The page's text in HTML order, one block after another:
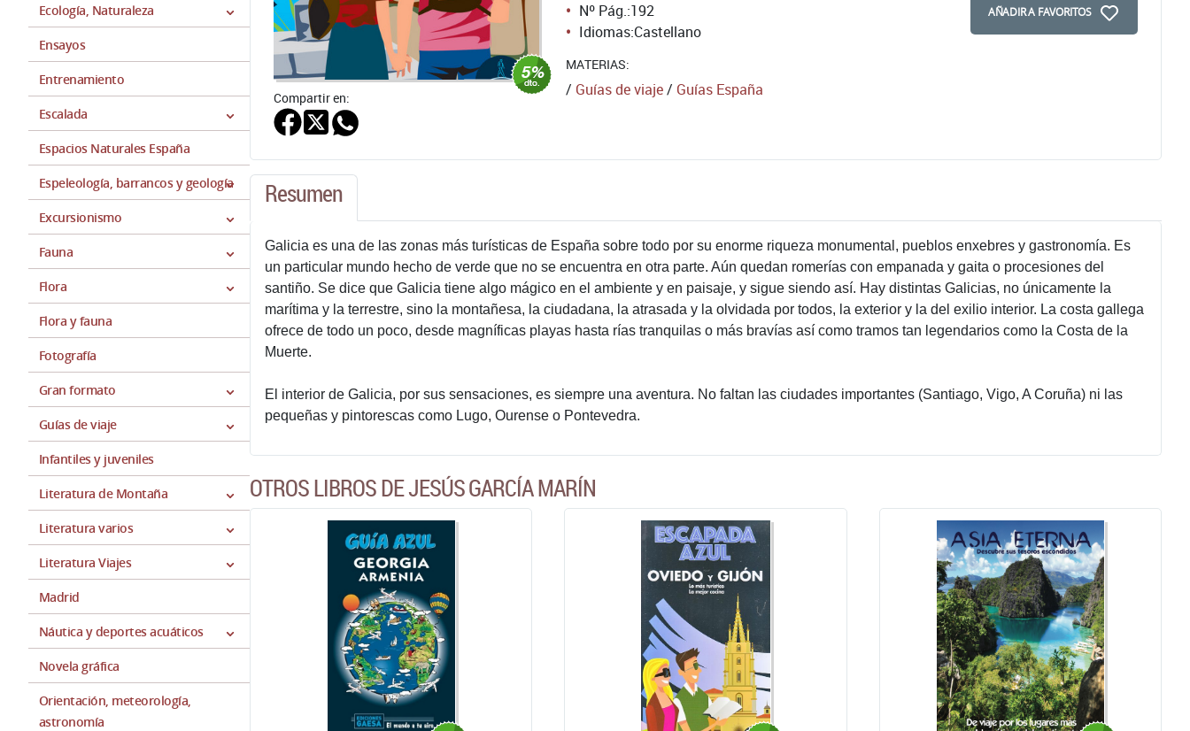
Ecología, Naturaleza
Ensayos
Entrenamiento
Escalada
Espacios Naturales España
Espeleología, barrancos y geología
Excursionismo
Fauna
Flora
Flora y fauna
Fotografía
Gran formato
Guías de viaje
Infantiles y juveniles
Literatura de Montaña
Literatura varios
Literatura Viajes
Madrid
Náutica y deportes acuáticos
Novela gráfica
Orientación, meteorología,
astronomía
Compartir en:
AÑADIR A FAVORITOS
Nº Pág.:192
Idiomas:Castellano
MATERIAS:
/ Guías de viaje/ Guías España
Resumen
Galicia es una de las zonas más turísticas de España sobre todo por su enorme riqueza monumental, pueblos enxebres y gastronomía. Es
un particular mundo hecho de verde que no se encuentra en otra parte. Aún quedan romerías con empanada y gaita o procesiones del
santiño. Se dice que Galicia tiene algo mágico en el ambiente y en paisaje, y sigue siendo así. Hay distintas Galicias, no únicamente la
marítima y la terrestre, sino la montañesa, la ciudadana, la atrasada y la olvidada por todos, la exterior y la del exilio interior. La costa gallega
ofrece de todo un poco, desde magníficas playas hasta rías tranquilas o más bravías así como tramos tan legendarios como la Costa de la
Muerte.
El interior de Galicia, por sus sensaciones, es siempre una aventura. No faltan las ciudades importantes (Santiago, Vigo, A Coruña) ni las
pequeñas y pintorescas como Lugo, Ourense o Pontevedra.
OTROS LIBROS DE JESÚS GARCÍA MARÍN